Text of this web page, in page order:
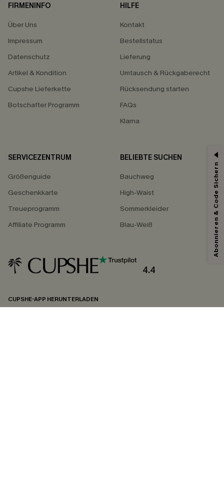
FIRMENINFO
Über Uns
Impressum
Datenschutz
Artikel & Kondition
Cupshe Lieferkette
Botschafter Programm
HILFE
Kontakt
Bestellstatus
Lieferung
Umtausch & Rückgaberecht
Rücksendung starten
FAQs
Klarna
SERVICEZENTRUM
Größenguide
Geschenkkarte
Treueprogramm
Affiliate Programm
BELIEBTE SUCHEN
Bauchweg
High-Waist
Sommerkleider
Blau-Weiß
4.4
CUPSHE-APP HERUNTERLADEN
15% ERHALTEN
15% ohne MBW für E-Mail-Abonnenten.
*Ein Code pro Bestellung. Jeder Code ist einmal gültig.
undDatenschutzbestimmungen. Sie können sich jederzeit abmelden.
Abonnieren & Code Sichern